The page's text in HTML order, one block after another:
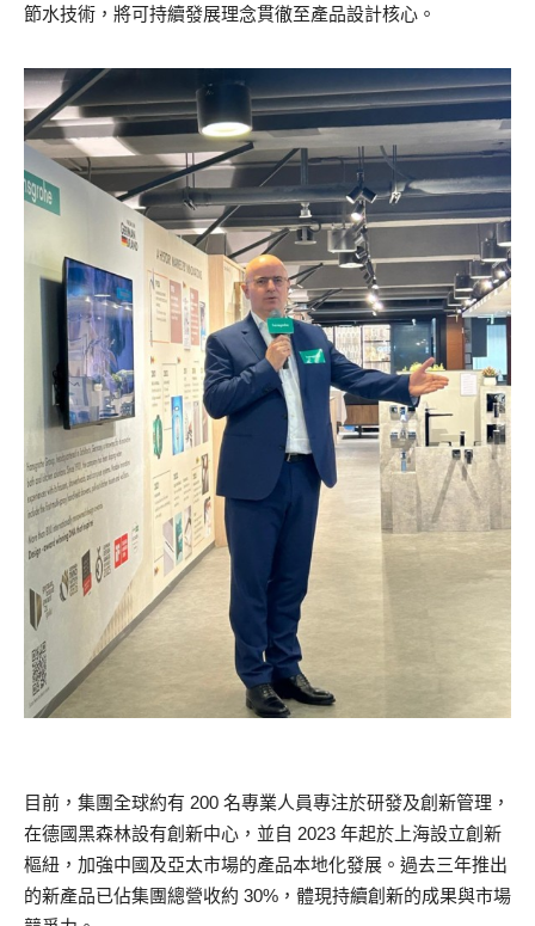
節水技術，將可持續發展理念貫徹至產品設計核心。
目前，集團全球約有 200 名專業人員專注於研發及創新管理，
在德國黑森林設有創新中心，並自 2023 年起於上海設立創新
樞紐，加強中國及亞太市場的產品本地化發展。過去三年推出
的新產品已佔集團總營收約 30%，體現持續創新的成果與市場